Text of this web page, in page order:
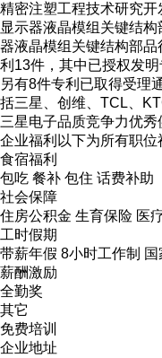
精密注塑工程技术研究开
显示器液晶模组关键结
器液晶模组关键结构部
利13件，其中已授权发
另有8件专利已取得受理
括三星、创维、TCL、
三星电子品质竞争力优秀
企业福利 以下为所有职位
食宿福利
包吃 餐补 包住 话费补助
社会保障
住房公积金 生育保险 医
工时假期
带薪年假 8小时工作制 国
薪酬激励
全勤奖
其它
免费培训
企业地址